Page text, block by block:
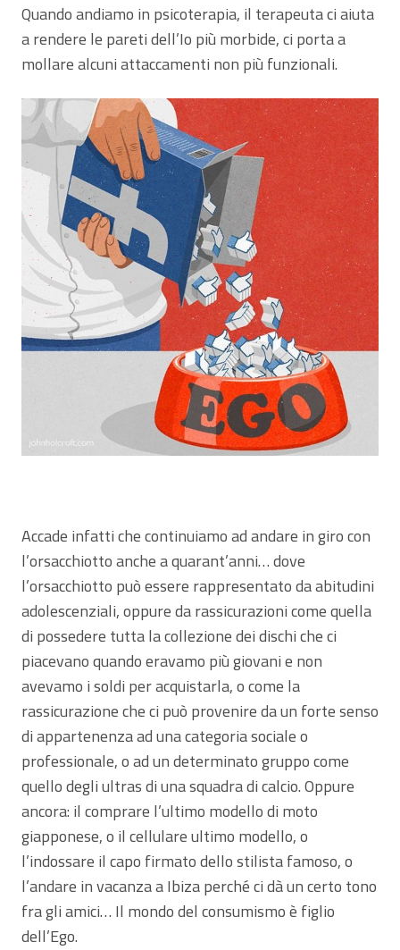
Quando andiamo in psicoterapia, il terapeuta ci aiuta
a rendere le pareti dell’Io più morbide, ci porta a
mollare alcuni attaccamenti non più funzionali.
Accade infatti che continuiamo ad andare in giro con
l’orsacchiotto anche a quarant’anni… dove
l’orsacchiotto può essere rappresentato da abitudini
adolescenziali, oppure da rassicurazioni come quella
di possedere tutta la collezione dei dischi che ci
piacevano quando eravamo più giovani e non
avevamo i soldi per acquistarla, o come la
rassicurazione che ci può provenire da un forte senso
di appartenenza ad una categoria sociale o
professionale, o ad un determinato gruppo come
quello degli ultras di una squadra di calcio. Oppure
ancora: il comprare l’ultimo modello di moto
giapponese, o il cellulare ultimo modello, o
l’indossare il capo firmato dello stilista famoso, o
l’andare in vacanza a Ibiza perché ci dà un certo tono
fra gli amici… Il mondo del consumismo è figlio
dell’Ego.